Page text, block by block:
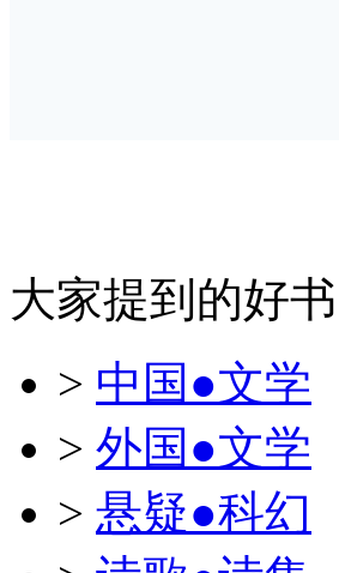
大家提到的好书
> 中国●文学
> 外国●文学
> 悬疑●科幻